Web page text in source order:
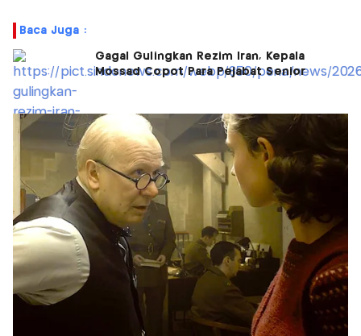
Baca Juga :
Gagal Gulingkan Rezim Iran, Kepala
Mossad Copot Para Pejabat Senior